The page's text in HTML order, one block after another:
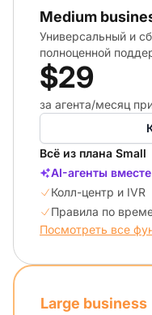
Medium
Универсальный и
полноценной
$29
за агента/месяц
Всё из плана Small
AI-агенты
Колл-центр и IVR
Правила по
Посмотреть все
Large business